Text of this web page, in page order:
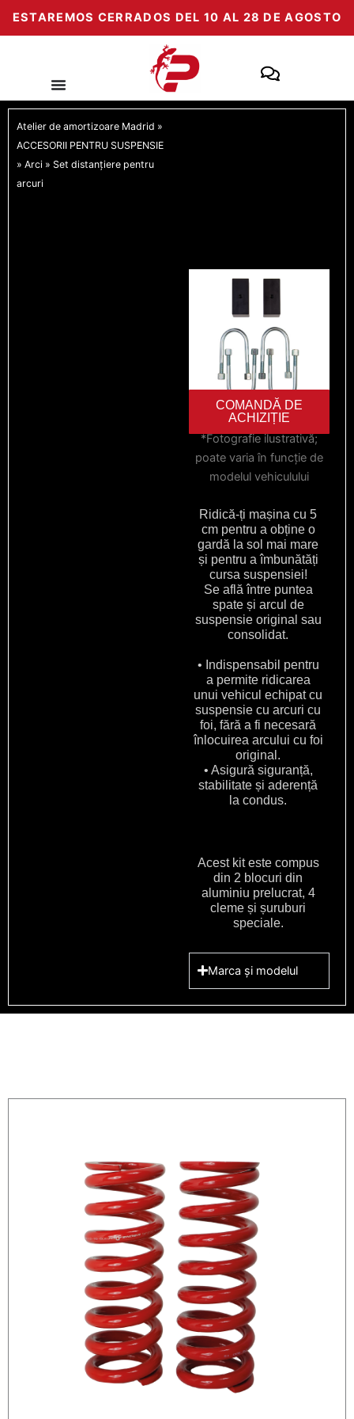
ESTAREMOS CERRADOS DEL 10 AL 28 DE AGOSTO
Atelier de amortizoare Madrid »
ACCESORII PENTRU SUSPENSIE
» Arci » Set distanțiere pentru
arcuri
COMANDĂ DE
ACHIZIȚIE
*Fotografie ilustrativă;
poate varia în funcție de
modelul vehiculului
Ridică-ți mașina cu 5
cm pentru a obține o
gardă la sol mai mare
și pentru a îmbunătăți
cursa suspensiei!
Se află între puntea
spate și arcul de
suspensie original sau
consolidat.
• Indispensabil pentru
a permite ridicarea
unui vehicul echipat cu
suspensie cu arcuri cu
foi, fără a fi necesară
înlocuirea arcului cu foi
original.
• Asigură siguranță,
stabilitate și aderență
la condus.
Acest kit este compus
din 2 blocuri din
aluminiu prelucrat, 4
cleme și șuruburi
speciale.
Marca și modelul